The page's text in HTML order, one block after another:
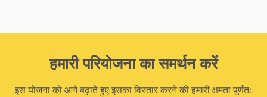
हमारी परियोजना का समर्थन करें
इस योजना को आगे बढ़ाते हुए इसका विस्तार करने की हमारी क्षमता पूर्णतः